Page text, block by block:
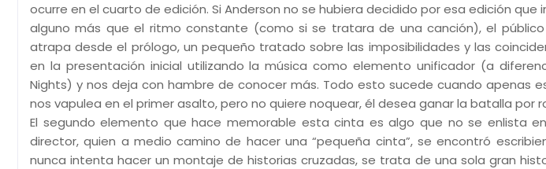
ocurre en el cuarto de edición. Si Anderson no se hubiera decidido por esa edición que
alguno más que el ritmo constante (como si se tratara de una canción), el público
atrapa desde el prólogo, un pequeño tratado sobre las imposibilidades y las
en la presentación inicial utilizando la música como elemento unificador (a
Nights) y nos deja con hambre de conocer más. Todo esto sucede cuando apenas
nos vapulea en el primer asalto, pero no quiere noquear, él desea ganar la batalla por
El segundo elemento que hace memorable esta cinta es algo que no se enlista
director, quien a medio camino de hacer una “pequeña cinta”, se encontró
nunca intenta hacer un montaje de historias cruzadas, se trata de una sola gran